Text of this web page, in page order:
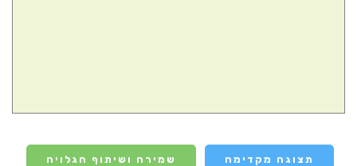
תצוגה מקדימה שמירה ושיתוף הגלויה